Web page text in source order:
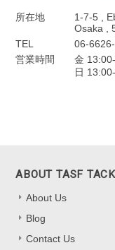
所在地
1-7-5 ,
Osaka ,
TEL
06-
営業時間
金
日
ABOUT TASF
About Us
Blog
Contact Us